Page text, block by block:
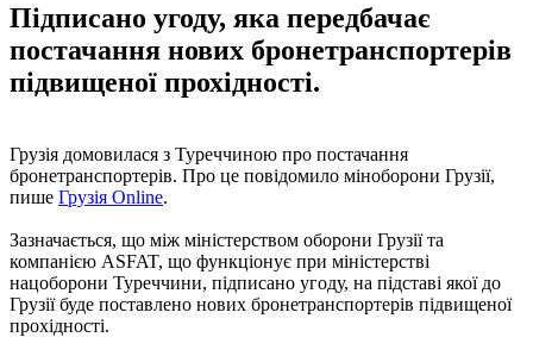
Підписано угоду, яка передбачає
постачання нових бронетранспортерів
підвищеної прохідності.
Грузія домовилася з Туреччиною про постачання
бронетранспортерів. Про це повідомило міноборони Грузії,
пише Грузія Online.
Зазначається, що між міністерством оборони Грузії та
компанією ASFAT, що функціонує при міністерстві
нацоборони Туреччини, підписано угоду, на підставі якої до
Грузії буде поставлено нових бронетранспортерів підвищеної
прохідності.